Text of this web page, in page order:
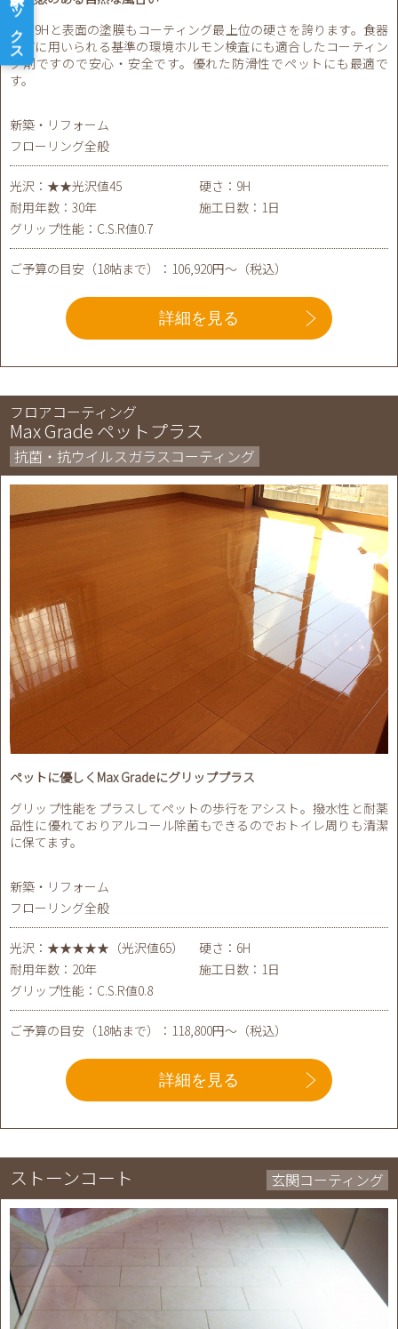
硬度9Hと表面の塗膜もコーティング最上位の硬さを誇ります。食器
などに用いられる基準の環境ホルモン検査にも適合したコーティン
グ剤ですので安心・安全です。優れた防滑性でペットにも最適で
す。
新築・リフォーム
フローリング全般
光沢：★★光沢値45
硬さ：9H
耐用年数：30年
施工日数：1日
グリップ性能：C.S.R値0.7
ご予算の目安（18帖まで）：106,920円～（税込）
詳細を見る
フロアコーティング
Max Grade ペットプラス
抗菌・抗ウイルスガラスコーティング
ペットに優しくMax Gradeにグリッププラス
グリップ性能をプラスしてペットの歩行をアシスト。撥水性と耐薬
品性に優れておりアルコール除菌もできるのでおトイレ周りも清潔
に保てます。
新築・リフォーム
フローリング全般
光沢：★★★★★（光沢値65）
硬さ：6H
耐用年数：20年
施工日数：1日
グリップ性能：C.S.R値0.8
ご予算の目安（18帖まで）：118,800円～（税込）
詳細を見る
ストーンコート 玄関コーティング